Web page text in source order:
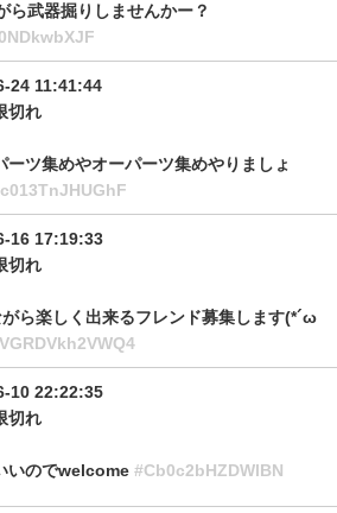
ら武器掘りしませんかー？
24 11:41:44
切れ
ーツ集めやオーパーツ集めやりましょ
16 17:19:33
切れ
ら楽しく出来るフレンド募集します(*´ω
10 22:22:35
切れ
いのでwelcome #Cb0c2bHZDWlBN